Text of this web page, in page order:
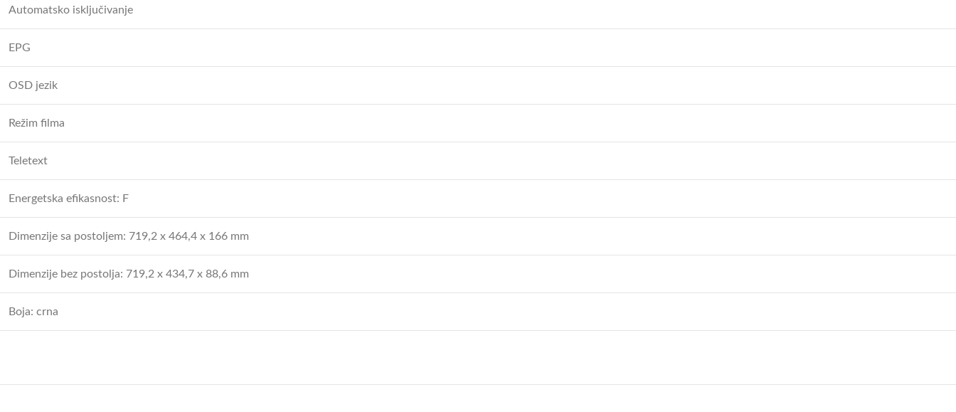
Automatsko isključivanje
EPG
OSD jezik
Režim filma
Teletext
Energetska efikasnost: F
Dimenzije sa postoljem: 719,2 x 464,4 x 166 mm
Dimenzije bez postolja: 719,2 x 434,7 x 88,6 mm
Boja: crna